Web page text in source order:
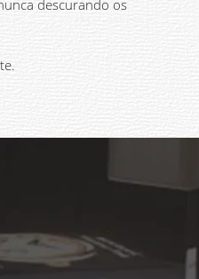
descurando os